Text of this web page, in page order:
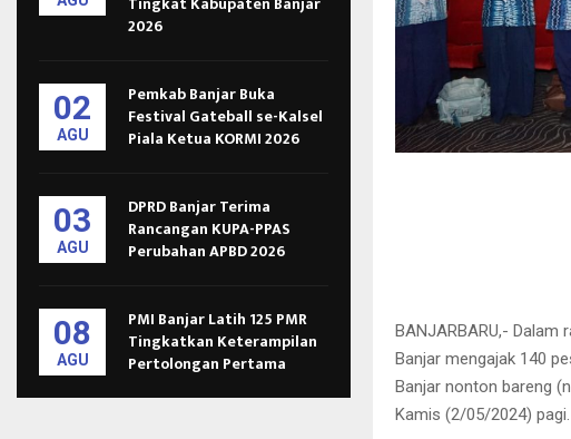
BANJARBARU,- Dalam
Banjar mengajak 140
Banjar nonton bareng
Kamis (2/05/2024) pagi.
2026
02
AGU
Pemkab Banjar Buka
Festival Gateball se-Kalsel
Piala Ketua KORMI 2026
03
AGU
DPRD Banjar Terima
Rancangan KUPA-PPAS
Perubahan APBD 2026
08
AGU
PMI Banjar Latih 125 PMR
Tingkatkan Keterampilan
Pertolongan Pertama